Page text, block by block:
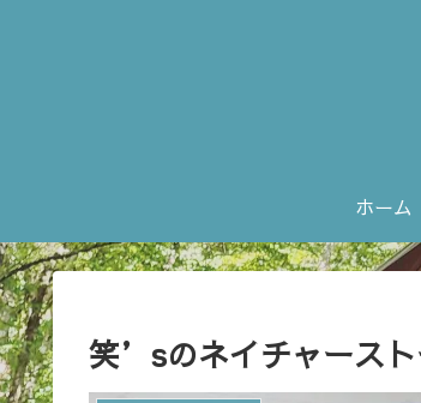
ホーム
笑’sのネイチャースト